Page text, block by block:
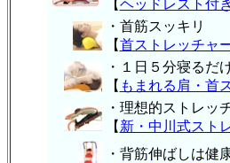
【ヘッドレスト付
・首筋スッキリ
【首ストレッチャ
・１日５分寝るだ
【 もまれる肩・首
・理想的ストレッ
【 新・中川式スト
・背筋伸ばしは健